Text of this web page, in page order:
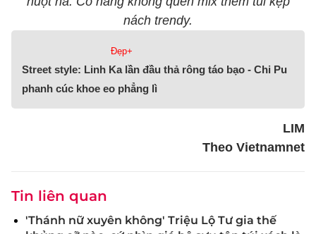
nách trendy.
Đẹp+
Street style: Linh Ka lần đầu thả rông táo bạo - Chi Pu
phanh cúc khoe eo phẳng lì
LIM
Theo Vietnamnet
Tin liên quan
'Thánh nữ xuyên không' Triệu Lộ Tư gia thế